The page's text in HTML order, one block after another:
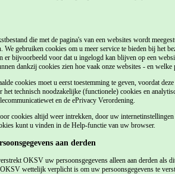
die met de pagina's van een websites wordt
We gebruiken cookies om u meer service te bieden bij het
er bijvoorbeeld voor dat u ingelogd kan blijven op een
dankzij cookies zien hoe vaak onze websites - en welke
cookies moet u eerst toestemming te geven, voordat
technisch noodzakelijke (functionele) cookies en
en de ePrivacy Verordening.
cookies altijd weer intrekken, door uw
kunt u vinden in de Help-functie van uw browser.
aan derden
OKSV uw persoonsgegevens alleen aan derden als
wettelijk verplicht is om uw persoonsgegevens te